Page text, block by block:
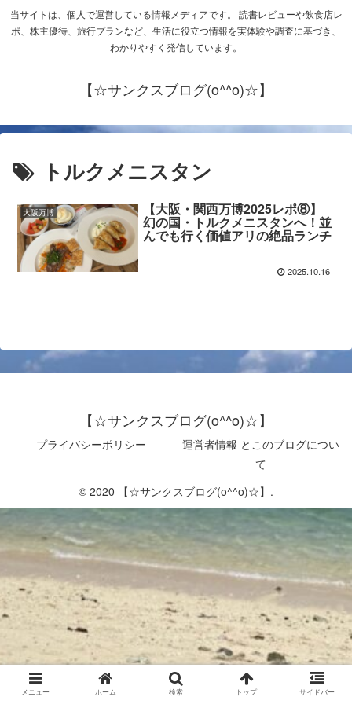
当サイトは、個人で運営している情報メディアです。 読書レビューや飲食店レ
ポ、株主優待、旅行プランなど、生活に役立つ情報を実体験や調査に基づき、
わかりやすく発信しています。
【☆サンクスブログ(o^^o)☆】
トルクメニスタン
大阪万博 【大阪・関西万博2025レポ⑧】
幻の国・トルクメニスタンへ！並
んでも行く価値アリの絶品ランチ
2025.10.16
【☆サンクスブログ(o^^o)☆】
プライバシーポリシー
運営者情報 とこのブログについ
て
© 2020 【☆サンクスブログ(o^^o)☆】.
メニュー ホーム 検索 トップ サイドバー